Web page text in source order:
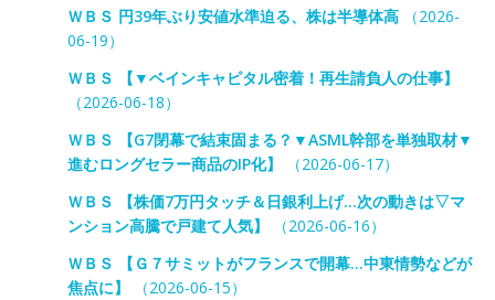
ＷＢＳ 円39年ぶり安値水準迫る、株は半導体高（2026-
06-19）
ＷＢＳ 【▼ベインキャピタル密着！再生請負人の仕事】
（2026-06-18）
ＷＢＳ 【G7閉幕で結束固まる？▼ASML幹部を単独取材▼
進むロングセラー商品のIP化】
（2026-06-17）
ＷＢＳ 【株価7万円タッチ＆日銀利上げ…次の動きは▽マ
ンション高騰で戸建て人気】
（2026-06-16）
ＷＢＳ 【Ｇ７サミットがフランスで開幕…中東情勢などが
焦点に】
（2026-06-15）